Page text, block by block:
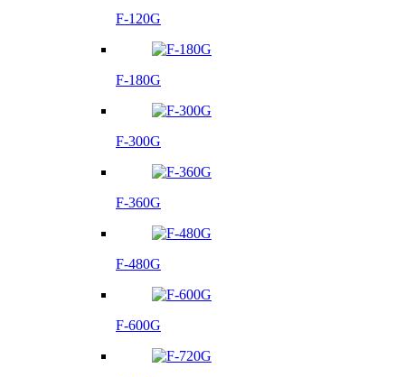
F-120G
F-180G
F-300G
F-360G
F-480G
F-600G